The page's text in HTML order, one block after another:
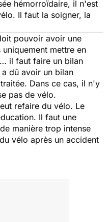
hémorroïdaire, il n'est
Il faut la soigner, la
pouvoir avoir une
mettre en
il faut faire un bilan
dû avoir un bilan
Dans ce cas, il n'y
pas de vélo.
refaire du vélo. Le
Il faut une
manière trop intense
vélo après un accident